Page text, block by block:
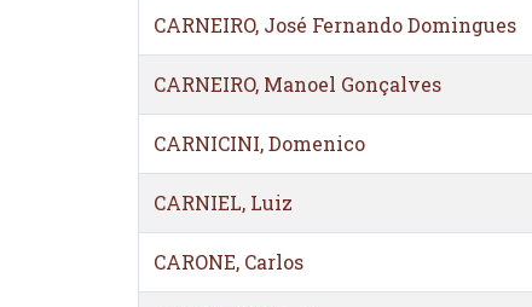
CARNEIRO, José Fernando Domingues
CARNEIRO, Manoel Gonçalves
CARNICINI, Domenico
CARNIEL, Luiz
CARONE, Carlos